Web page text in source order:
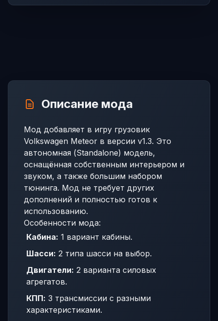
Описание мода
Мод добавляет в игру грузовик
Volkswagen Meteor в версии v1.3. Это
автономная (Standalone) модель,
оснащённая собственным интерьером и
звуком, а также большим набором
тюнинга. Мод не требует других
дополнений и полностью готов к
использованию.
Особенности мода:
Кабина: 1 вариант кабины.
Шасси: 2 типа шасси на выбор.
Двигатели: 2 варианта силовых
агрегатов.
КПП: 3 трансмиссии с разными
характеристиками.